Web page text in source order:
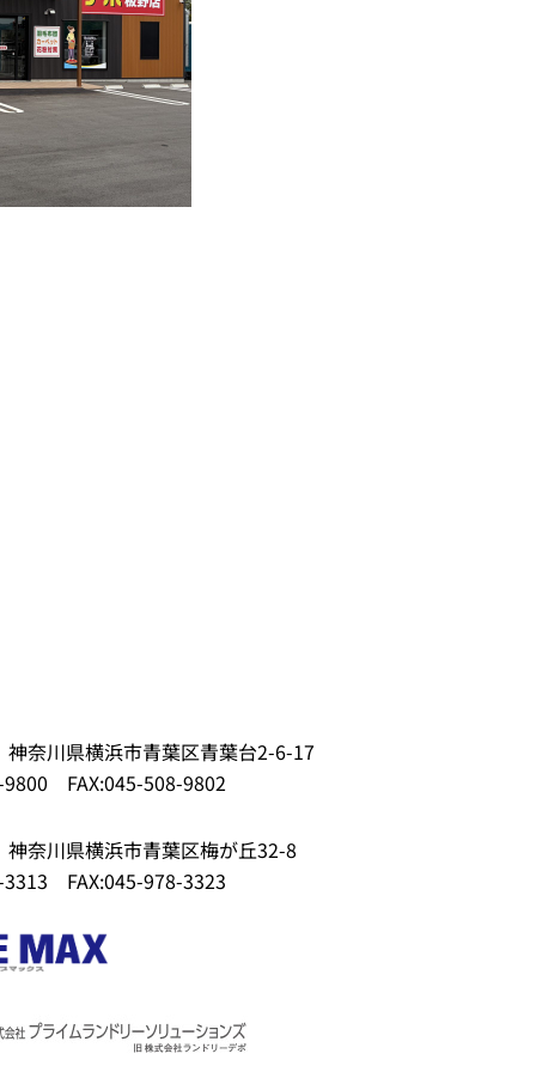
奈川県横浜市青葉区青葉台2-6-17
FAX:045-508-9802
奈川県横浜市青葉区梅が丘32-8
FAX:045-978-3323